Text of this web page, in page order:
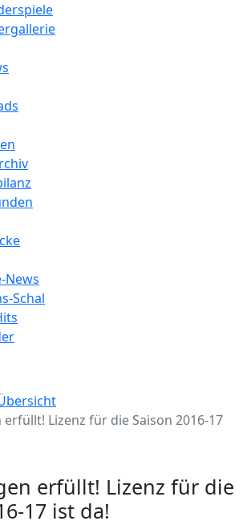
News
Schal
erfüllt! Lizenz für die Saison 2016-17
erfüllt! Lizenz für die
17 ist da!